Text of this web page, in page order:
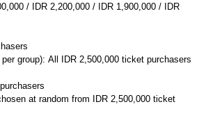
/ IDR 2,200,000 / IDR 1,900,000 / IDR
group): All IDR 2,500,000 ticket purchasers
at random from IDR 2,500,000 ticket